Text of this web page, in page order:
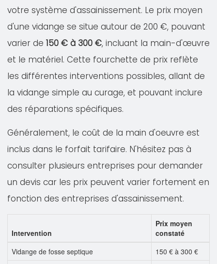
votre système d'assainissement. Le prix moyen
d'une vidange se situe autour de 200 €, pouvant
varier de 150 € à 300 €, incluant la main-d'œuvre
et le matériel. Cette fourchette de prix reflète
les différentes interventions possibles, allant de
la vidange simple au curage, et pouvant inclure
des réparations spécifiques.
Généralement, le coût de la main d'oeuvre est
inclus dans le forfait tarifaire. N'hésitez pas à
consulter plusieurs entreprises pour demander
un devis car les prix peuvent varier fortement en
fonction des entreprises d'assainissement.
Intervention
Prix moyen
constaté
Vidange de fosse septique
150 € à 300 €